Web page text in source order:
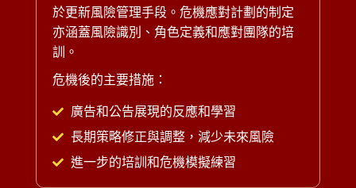
於更新風險管理手段。危機應對計劃的制定
亦涵蓋風險識別、角色定義和應對團隊的培
訓。
危機後的主要措施：
廣告和公告展現的反應和學習
長期策略修正與調整，減少未來風險
進一步的培訓和危機模擬練習